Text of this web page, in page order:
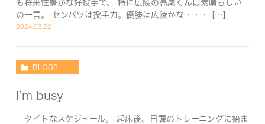
も将来性豊かな好投手で、 特に広陵の高尾くんは素晴らしい
の一言。 センバツは投手力。優勝は広陵かな・・・ […]
2024.03.22
BLOGS
I’m busy
タイトなスケジュール。 起床後、日課のトレーニングに始ま